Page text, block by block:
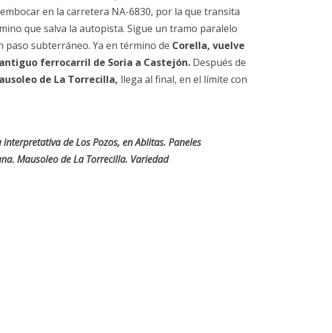
en la carretera NA-6830, por la que transita
que salva la autopista. Sigue un tramo paralelo
subterráneo. Ya en término de Corella, vuelve
ferrocarril de Soria a Castejón. Después de
de La Torrecilla, llega al final, en el límite con
de Los Pozos, en Ablitas. Paneles
Mausoleo de La Torrecilla. Variedad